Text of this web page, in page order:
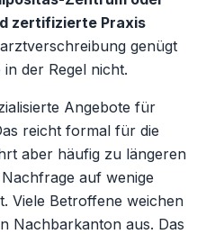
zertifizierte Praxis
genügt
der Regel nicht.
Angebote für
reicht formal für die
aber häufig zu längeren
auf wenige
Viele Betroffene weichen
Nachbarkanton aus. Das